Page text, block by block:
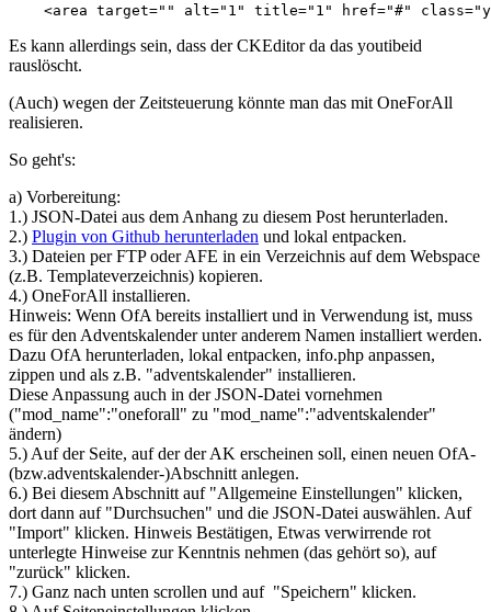
<area target="" alt="1" title="1" href="#"
Es kann allerdings sein, dass der CKEditor da das youtibeid
rauslöscht.
(Auch) wegen der Zeitsteuerung könnte man das mit OneForAll
realisieren.
So geht's:
a) Vorbereitung:
1.) JSON-Datei aus dem Anhang zu diesem Post herunterladen.
2.) Plugin von Github herunterladen und lokal entpacken.
3.) Dateien per FTP oder AFE in ein Verzeichnis auf dem Webspace
(z.B. Templateverzeichnis) kopieren.
4.) OneForAll installieren.
Hinweis: Wenn OfA bereits installiert und in Verwendung ist, muss
es für den Adventskalender unter anderem Namen installiert werden.
Dazu OfA herunterladen, lokal entpacken, info.php anpassen,
zippen und als z.B. "adventskalender" installieren.
Diese Anpassung auch in der JSON-Datei vornehmen
("mod_name":"oneforall" zu "mod_name":"adventskalender"
ändern)
5.) Auf der Seite, auf der der AK erscheinen soll, einen neuen OfA-
(bzw.adventskalender-)Abschnitt anlegen.
6.) Bei diesem Abschnitt auf "Allgemeine Einstellungen" klicken,
dort dann auf "Durchsuchen" und die JSON-Datei auswählen. Auf
"Import" klicken. Hinweis Bestätigen, Etwas verwirrende rot
unterlegte Hinweise zur Kenntnis nehmen (das gehört so), auf
"zurück" klicken.
7.) Ganz nach unten scrollen und auf "Speichern" klicken.